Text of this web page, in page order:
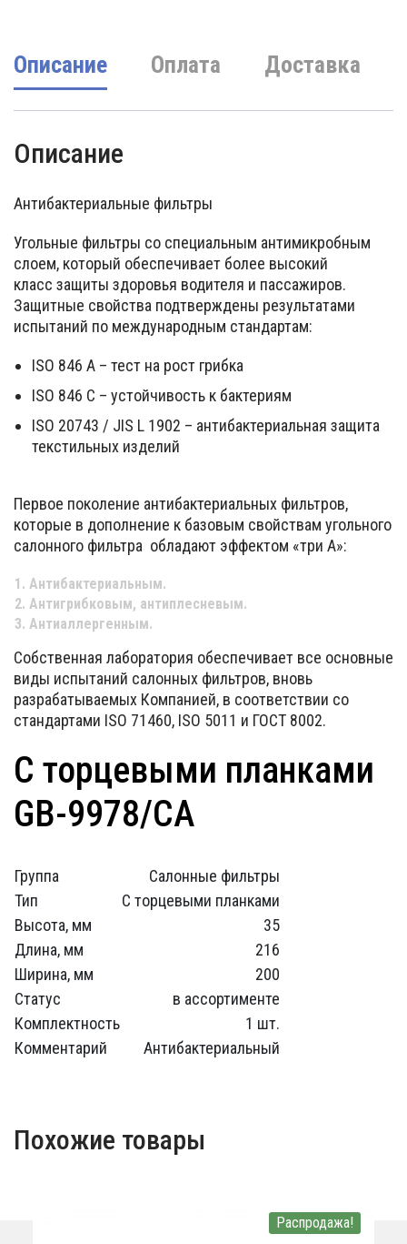
Описание Оплата Доставка
Описание
Антибактериальные фильтры
Угольные фильтры со специальным антимикробным
слоем, который обеспечивает более высокий
класс защиты здоровья водителя и пассажиров.
Защитные свойства подтверждены результатами
испытаний по международным стандартам:
ISO 846 A – тест на рост грибка
ISO 846 C – устойчивость к бактериям
ISO 20743 / JIS L 1902 – антибактериальная защита
текстильных изделий
Первое поколение антибактериальных фильтров,
которые в дополнение к базовым свойствам угольного
салонного фильтра обладают эффектом «три А»:
Антибактериальным.
Антигрибковым, антиплесневым.
Антиаллергенным.
Собственная лаборатория обеспечивает все основные
виды испытаний салонных фильтров, вновь
разрабатываемых Компанией, в соответствии со
стандартами ISO 71460, ISO 5011 и ГОСТ 8002.
C торцевыми планками
GB-9978/CA
Группа
Салонные фильтры
Тип
C торцевыми планками
Высота, мм
35
Длина, мм
216
Ширина, мм
200
Статус
в ассортименте
Комплектность
1 шт.
Комментарий
Антибактериальный
Похожие товары
Распродажа!